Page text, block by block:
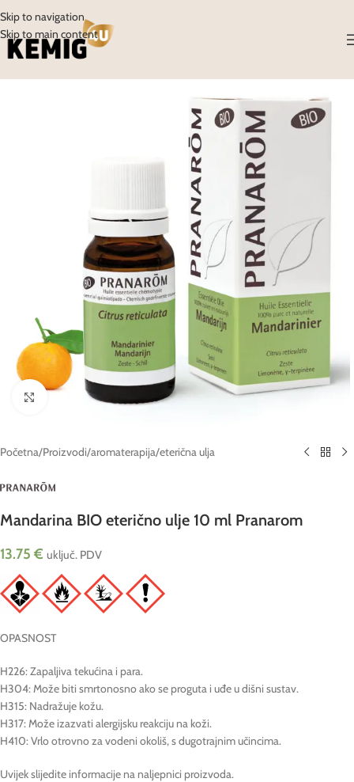
Skip to navigation
Skip to main content
Click to enlarge
Početna/Proizvodi/aromaterapija/eterična ulja
Mandarina BIO eterično ulje 10 ml Pranarom
13.75 € uključ. PDV
OPASNOST
H226: Zapaljiva tekućina i para.
H304: Može biti smrtonosno ako se proguta i uđe u dišni sustav.
H315: Nadražuje kožu.
H317: Može izazvati alergijsku reakciju na koži.
H410: Vrlo otrovno za vodeni okoliš, s dugotrajnim učincima.
Uvijek slijedite informacije na naljepnici proizvoda.